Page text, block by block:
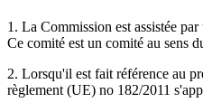
1. La Commission est assistée
Ce comité est un comité au sens
2. Lorsqu'il est fait référence au
règlement (UE) no 182/2011